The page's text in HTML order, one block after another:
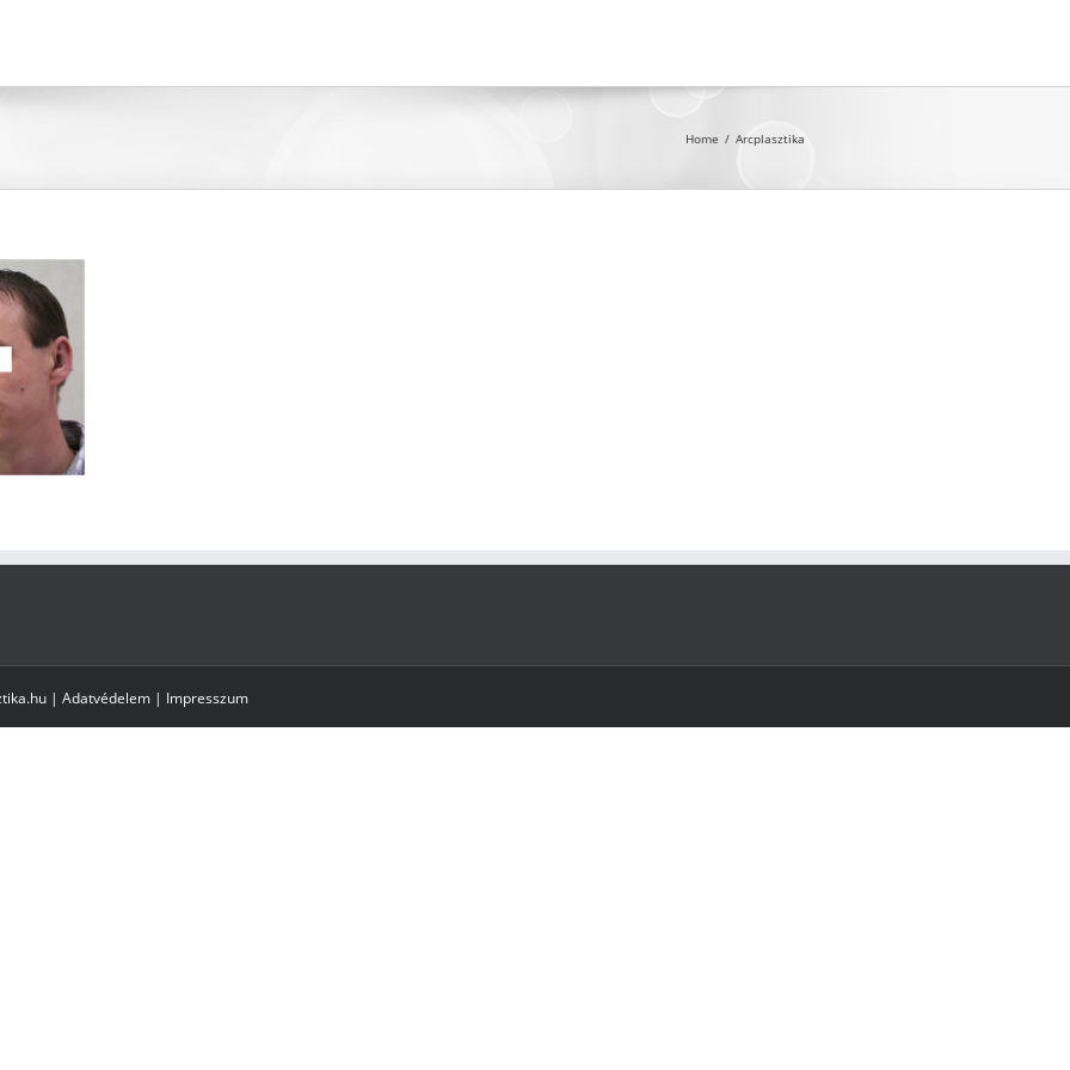
Home / Arcplasztika
| Adatvédelem | Impresszum